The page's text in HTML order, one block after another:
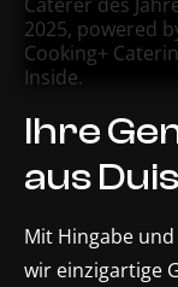
Ihre
aus
Mit Hingabe
wir einzigartige